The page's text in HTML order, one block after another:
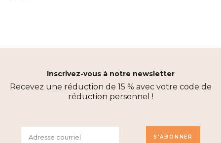
Inscrivez-vous à notre newsletter
Recevez une réduction de 15 % avec votre code de
réduction personnel !
S'ABONNER